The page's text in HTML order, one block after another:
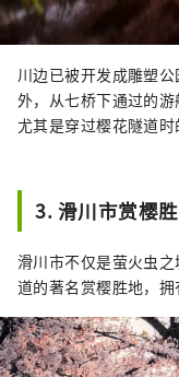
川边已被开发成雕塑
外，从七桥下通过的游
尤其是穿过樱花隧道时
3. 滑川市赏樱
滑川市不仅是萤火虫
道的著名赏樱胜地，拥